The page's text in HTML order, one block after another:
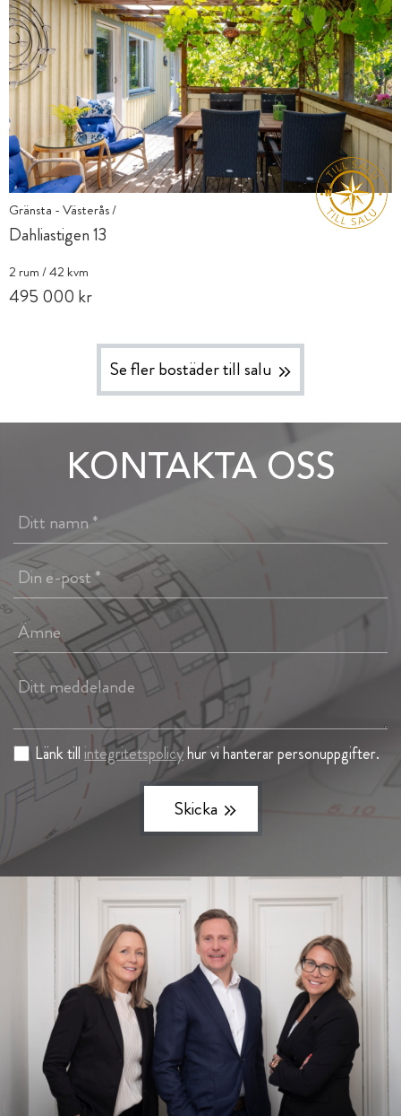
Gränsta - Västerås /
Dahliastigen 13
2 rum / 42 kvm
495 000 kr
Se fler bostäder till salu
KONTAKTA OSS
Länk till integritetspolicyhur vi hanterar personuppgifter.